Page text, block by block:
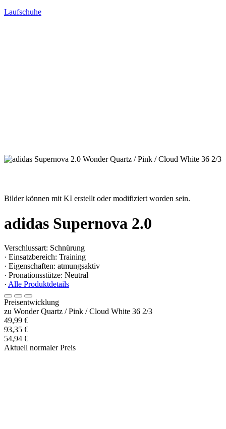
Laufschuhe
Bilder können mit KI erstellt oder modifiziert worden sein.
adidas Supernova 2.0
Verschlussart: Schnürung
· Einsatzbereich: Training
· Eigenschaften: atmungsaktiv
· Pronationsstütze: Neutral
· Alle Produktdetails
Preisentwicklung
zu Wonder Quartz / Pink / Cloud White 36 2/3
49,99 €
93,35 €
54,94 €
Aktuell normaler Preis